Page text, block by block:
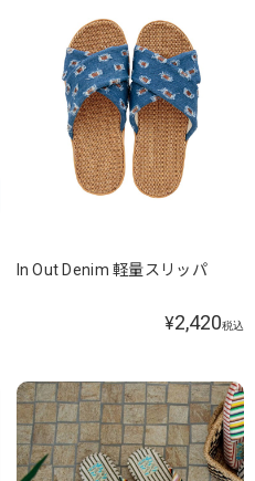
In Out Denim 軽量スリッパ
¥2,420税込